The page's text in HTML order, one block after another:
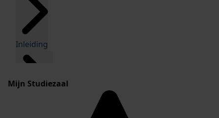
Inleiding
Mijn Studiezaal